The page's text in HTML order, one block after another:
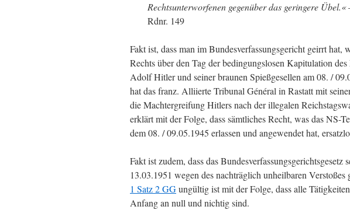
Rechtsunterworfenen gegenüber das geringere Übel.«
Rdnr. 149
Fakt ist, dass man im Bundesverfassungsgericht geirrt
Rechts über den Tag der bedingungslosen Kapitulation
Adolf Hitler und seiner braunen Spießgesellen am 08. /
hat das franz. Alliierte Tribunal Général in Rastatt mit
die Machtergreifung Hitlers nach der illegalen
erklärt mit der Folge, dass sämtliches Recht, was das NS-
dem 08. / 09.05.1945 erlassen und angewendet hat,
Fakt ist zudem, dass das Bundesverfassungsgerichtsgesetz
13.03.1951 wegen des nachträglich unheilbaren Verstoßes
1 Satz 2 GGungültig ist mit der Folge, dass alle
Anfang an null und nichtig sind.